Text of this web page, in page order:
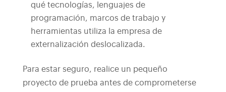
qué tecnologías, lenguajes de
programación, marcos de trabajo y
herramientas utiliza la empresa de
externalización deslocalizada.
Para estar seguro, realice un pequeño
proyecto de prueba antes de comprometerse